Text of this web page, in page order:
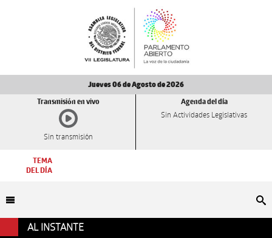
Jueves 06 de Agosto de 2026
Transmisión en vivo
Sin transmisión
Agenda del día
Sin Actividades Legislativas
TEMA
DEL DÍA
AL INSTANTE